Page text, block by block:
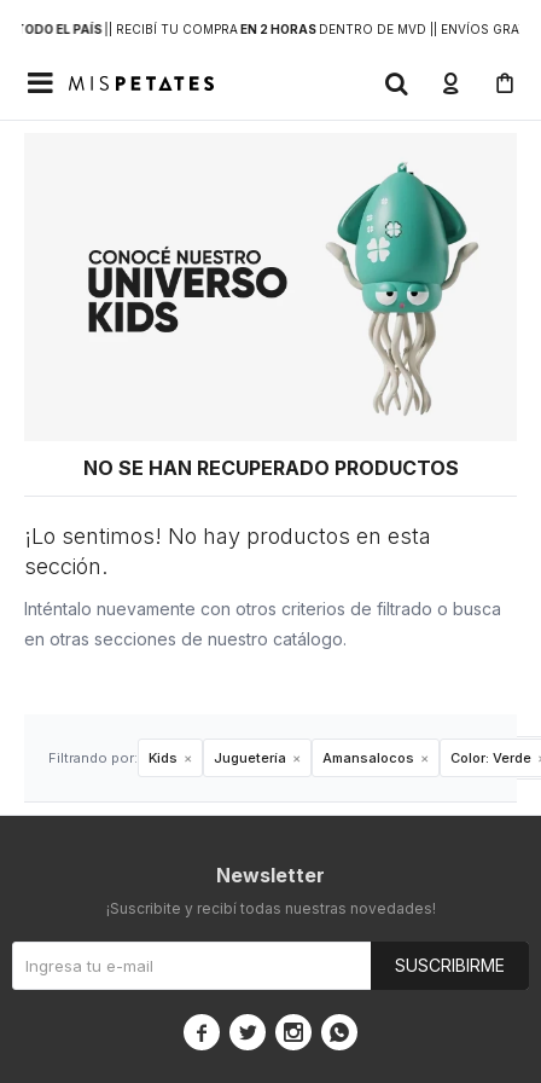
TODO EL PAÍS | RECIBÍ TU COMPRAEN 2 HORAS DENTRO DE MVD | | ENVÍOS GRATIS

NO SE HAN RECUPERADO PRODUCTOS
¡Lo sentimos! No hay productos en esta
sección.
Inténtalo nuevamente con otros criterios de filtrado o busca
en otras secciones de nuestro catálogo.
Filtrando por: Kids Juguetería Amansalocos Color: Verde
Newsletter
¡Suscribite y recibí todas nuestras novedades!
SUSCRIBIRME
   